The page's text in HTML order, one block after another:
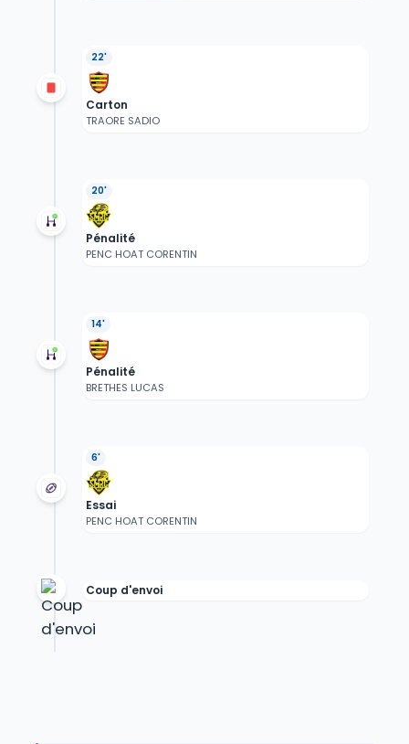
22'
Carton
TRAORE SADIO
20'
Pénalité
PENC HOAT CORENTIN
14'
Pénalité
BRETHES LUCAS
6'
Essai
PENC HOAT CORENTIN
Coup d'envoi